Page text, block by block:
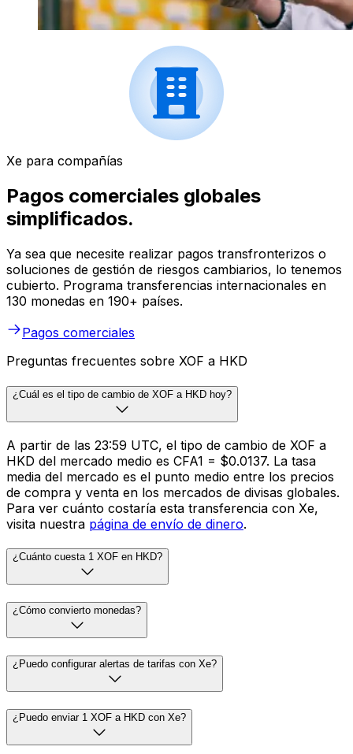
Xe para compañías
Pagos comerciales globales
simplificados.
Ya sea que necesite realizar pagos transfronterizos o
soluciones de gestión de riesgos cambiarios, lo tenemos
cubierto. Programa transferencias internacionales en
130 monedas en 190+ países.
Pagos comerciales
Preguntas frecuentes sobre XOF a HKD
¿Cuál es el tipo de cambio de XOF a HKD hoy?
A partir de las 23:59 UTC, el tipo de cambio de XOF a
HKD del mercado medio es CFA1 = $0.0137. La tasa
media del mercado es el punto medio entre los precios
de compra y venta en los mercados de divisas globales.
Para ver cuánto costaría esta transferencia con Xe,
visita nuestra página de envío de dinero.
¿Cuánto cuesta 1 XOF en HKD?
¿Cómo convierto monedas?
¿Puedo configurar alertas de tarifas con Xe?
¿Puedo enviar 1 XOF a HKD con Xe?